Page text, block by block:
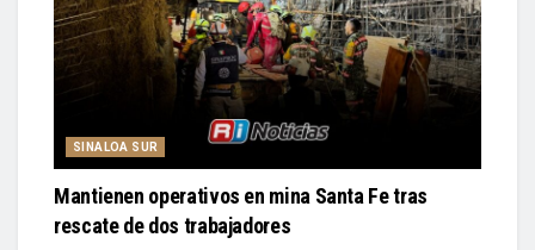
SINALOA SUR
Mantienen operativos en mina Santa Fe tras
rescate de dos trabajadores